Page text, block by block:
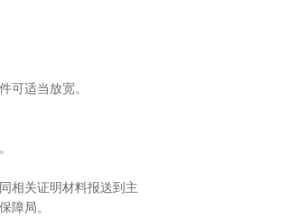
适当放宽。
相关证明材料报送到主
障局。